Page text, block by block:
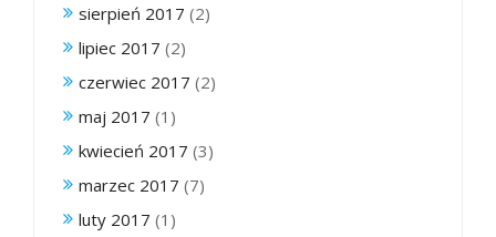
sierpień 2017 (2)
lipiec 2017 (2)
czerwiec 2017 (2)
maj 2017 (1)
kwiecień 2017 (3)
marzec 2017 (7)
luty 2017 (1)